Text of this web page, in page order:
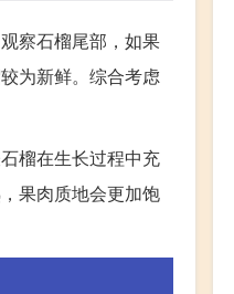
察石榴尾部，如果
为新鲜。综合考虑
榴在生长过程中充
果肉质地会更加饱